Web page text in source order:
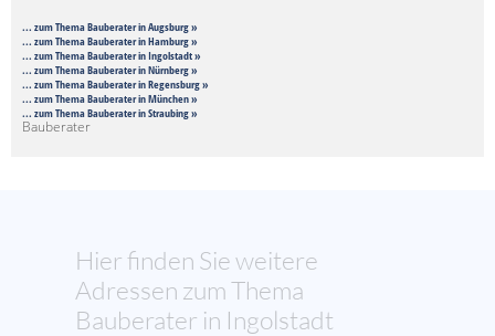
... zum Thema Bauberater in Augsburg »
... zum Thema Bauberater in Hamburg »
... zum Thema Bauberater in Ingolstadt »
... zum Thema Bauberater in Nürnberg »
... zum Thema Bauberater in Regensburg »
... zum Thema Bauberater in München »
... zum Thema Bauberater in Straubing »
Bauberater
Hier finden Sie weitere
Adressen zum Thema
Bauberater in Ingolstadt